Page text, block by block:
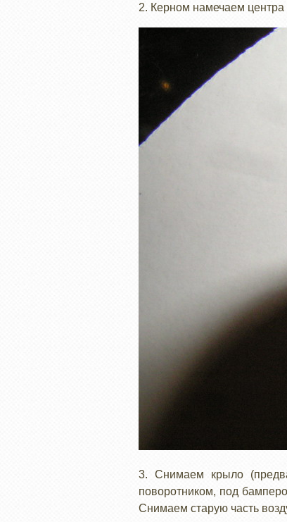
2. Керном намечаем
3. Снимаем крыло
поворотником, под
Снимаем старую часть